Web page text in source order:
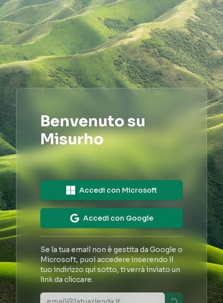
Benvenuto su
Misurho
Accedi con Microsoft
Accedi con Google
Se la tua email non è gestita da Google o
Microsoft, puoi accedere inserendo il
tuo indirizzo qui sotto, ti verrà inviato un
link da cliccare.